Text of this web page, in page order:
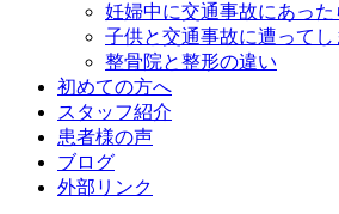
妊婦中に交通事故にあった
子供と交通事故に遭ってし
整骨院と整形の違い
初めての方へ
スタッフ紹介
患者様の声
ブログ
外部リンク